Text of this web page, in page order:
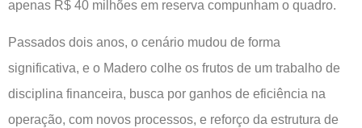
apenas R$ 40 milhões em reserva compunham o quadro.
Passados dois anos, o cenário mudou de forma
significativa, e o Madero colhe os frutos de um trabalho de
disciplina financeira, busca por ganhos de eficiência na
operação, com novos processos, e reforço da estrutura de